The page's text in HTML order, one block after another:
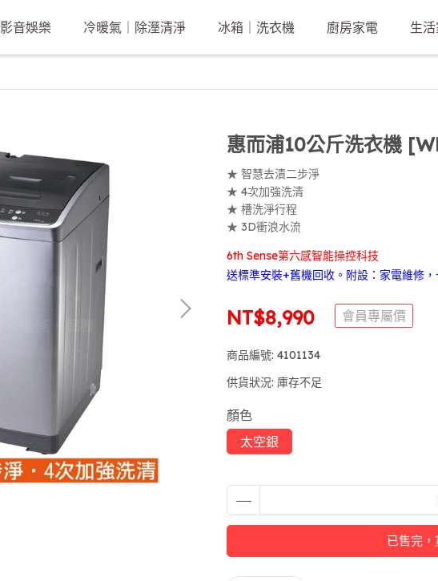
影音娛樂 冷暖氣｜除溼清淨 冰箱｜洗衣機 廚房家電 生
惠而浦10公斤洗衣機
★ 智慧去漬二步淨
★ 4次加強洗清
★ 槽洗淨行程
★ 3D衝浪水流
6th Sense第六感智能操控科技
送標準安裝+舊機回收。附設：家電維修
NT$8,990 會員專屬價
商品編號: 4101134
供貨狀況: 庫存不足
顏色
太空銀
已售完